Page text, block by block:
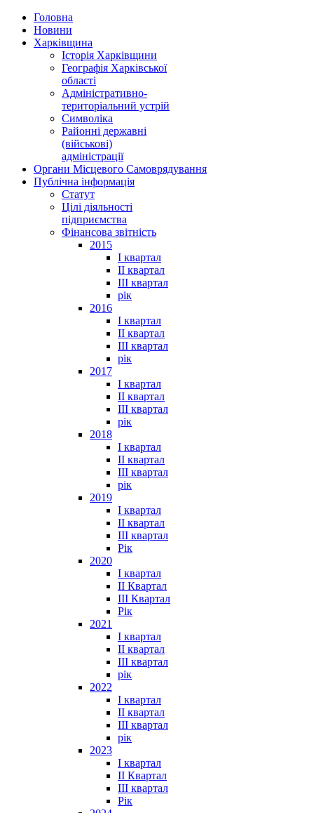
Головна
Новини
Харківщина
Історія Харківщини
Географія Харківської
області
Адміністративно-
територіальний устрій
Символіка
Районні державні
(військові)
адміністрації
Органи Місцевого Самоврядування
Публічна інформація
Статут
Цілі діяльності
підприємства
Фінансова звітність
2015
I квартал
II квартал
III квартал
рік
2016
I квартал
II квартал
III квартал
рік
2017
I квартал
II квартал
III квартал
рік
2018
I квартал
II квартал
III квартал
рік
2019
I квартал
II квартал
III квартал
Рік
2020
I квартал
II Квартал
III Квартал
Рік
2021
I квартал
II квартал
III квартал
рік
2022
I квартал
II квартал
ІІІ квартал
рік
2023
І квартал
ІІ Квартал
III квартал
Рік